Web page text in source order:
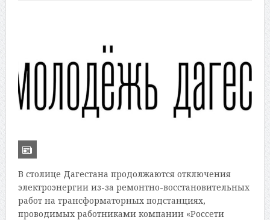
В столице Дагестана продолжаются отключения
электроэнергии из-за ремонтно-восстановительных
работ на трансформаторных подстанциях,
проводимых работниками компании «Россети